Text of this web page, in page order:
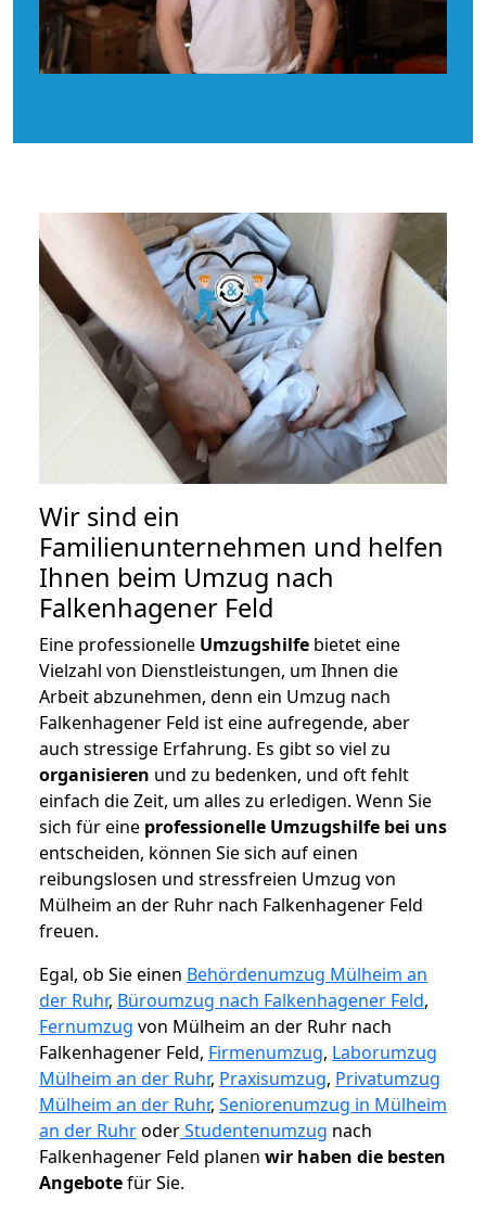
Wir sind ein
Familienunternehmen und helfen
Ihnen beim Umzug nach
Falkenhagener Feld
Eine professionelle Umzugshilfe bietet eine
Vielzahl von Dienstleistungen, um Ihnen die
Arbeit abzunehmen, denn ein Umzug nach
Falkenhagener Feld ist eine aufregende, aber
auch stressige Erfahrung. Es gibt so viel zu
organisieren und zu bedenken, und oft fehlt
einfach die Zeit, um alles zu erledigen. Wenn Sie
sich für eine professionelle Umzugshilfe bei uns
entscheiden, können Sie sich auf einen
reibungslosen und stressfreien Umzug von
Mülheim an der Ruhr nach Falkenhagener Feld
freuen.
Egal, ob Sie einen Behördenumzug Mülheim an
der Ruhr, Büroumzug nach Falkenhagener Feld,
Fernumzug von Mülheim an der Ruhr nach
Falkenhagener Feld, Firmenumzug, Laborumzug
Mülheim an der Ruhr, Praxisumzug, Privatumzug
Mülheim an der Ruhr, Seniorenumzug in Mülheim
an der RuhroderStudentenumzug nach
Falkenhagener Feld planen wir haben die besten
Angebotefür Sie.